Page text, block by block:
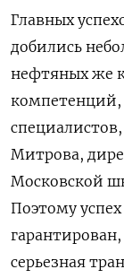
Главных
добились
нефтяных же
компетенций,
Митрова,
Московской
Поэтому
серьезная